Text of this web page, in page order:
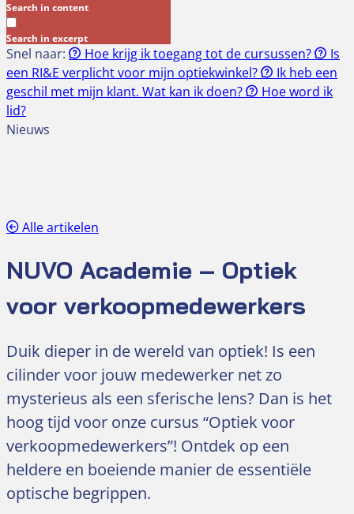
Search in content
Search in excerpt
Snel naar: Hoe krijg ik toegang tot de cursussen?
Is
een RI&E verplicht voor mijn optiekwinkel?
Ik heb een
geschil met mijn klant. Wat kan ik doen?
Hoe word ik
lid?
Nieuws
Alle artikelen
NUVO Academie – Optiek
voor verkoopmedewerkers
Duik dieper in de wereld van optiek! Is een
cilinder voor jouw medewerker net zo
mysterieus als een sferische lens? Dan is het
hoog tijd voor onze cursus “Optiek voor
verkoopmedewerkers”! Ontdek op een
heldere en boeiende manier de essentiële
optische begrippen.